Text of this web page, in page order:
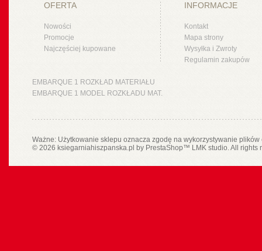
OFERTA
Nowości
Promocje
Najczęściej kupowane
INFORMACJE
Kontakt
Mapa strony
Wysyłka i Zwroty
Regulamin zakupów
EMBARQUE 1 ROZKŁAD MATERIAŁU
EMBARQUE 1 MODEL ROZKŁADU MAT.
Ważne: Użytkowanie sklepu oznacza zgodę na wykorzystywanie
© 2026 ksiegarniahiszpanska.pl by PrestaShop™ LMK studio. All rights